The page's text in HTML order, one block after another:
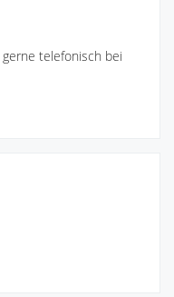
telefonisch bei